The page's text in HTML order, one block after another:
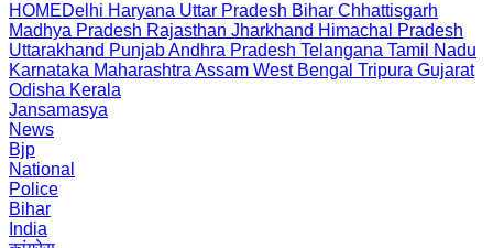
HOMEDelhi Haryana Uttar Pradesh Bihar Chhattisgarh
Madhya Pradesh Rajasthan Jharkhand Himachal Pradesh
Uttarakhand PunjabAndhra Pradesh Telangana Tamil Nadu
Karnataka Maharashtra Assam West Bengal Tripura Gujarat
Odisha Kerala
Jansamasya
News
Bjp
National
Police
Bihar
India